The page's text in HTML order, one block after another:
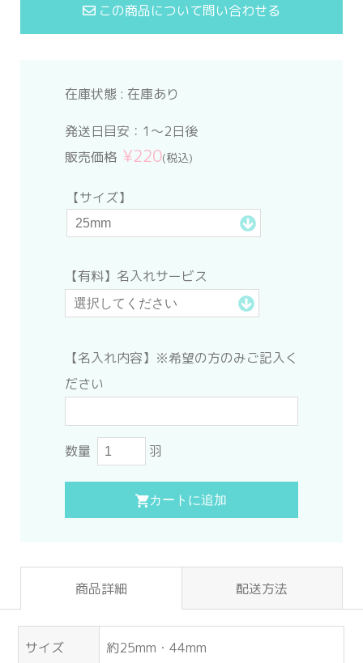
この商品について問い合わせる
在庫状態 : 在庫あり
発送日目安：1～2日後
販売価格 ¥220(税込)
【サイズ】
【有料】名入れサービス
【名入れ内容】※希望の方のみご記入く
ださい
数量 羽
商品詳細 配送方法
サイズ 約25mm・44mm